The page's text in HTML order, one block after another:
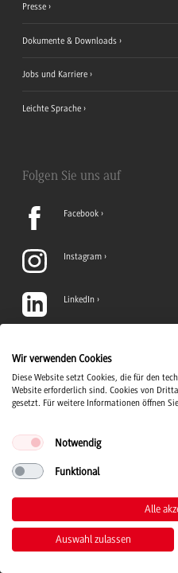
Presse
Dokumente & Downloads
Jobs und Karriere
Leichte Sprache
Folgen Sie uns auf
Facebook
Instagram
LinkedIn
YouTube
© 2026 Duale
Kontakt Impressum
Wir verwenden Cookies
Diese Website setzt Cookies, die für den
Website erforderlich sind. Cookies von
gesetzt. Für weitere Informationen öffnen
Notwendig
Funktional
Alle
Auswahl zulassen